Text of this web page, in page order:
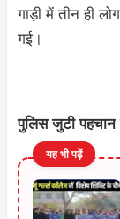
गाड़ी में तीन ही
गई।
पुलिस जुटी
यह भी पढ़ें